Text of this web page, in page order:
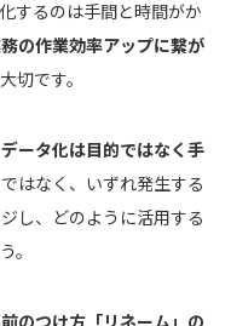
するのは手間と時間がか
の作業効率アップに繋が
切です。
ータ化は目的ではなく手
はなく、いずれ発生する
し、どのように活用する
。